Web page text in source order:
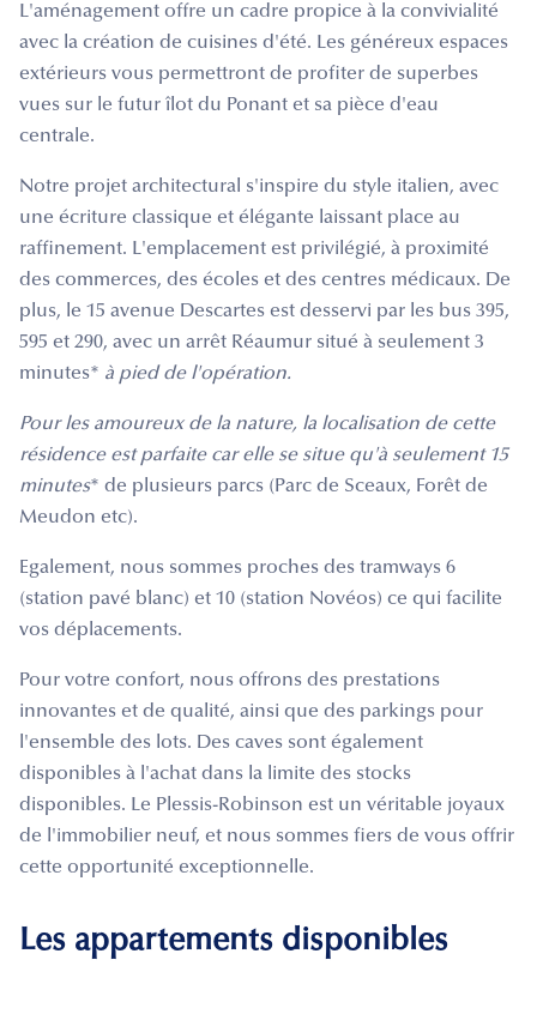
L'aménagement offre un cadre propice à la convivialité
avec la création de cuisines d'été. Les généreux espaces
extérieurs vous permettront de profiter de superbes
vues sur le futur îlot du Ponant et sa pièce d'eau
centrale.
Notre projet architectural s'inspire du style italien, avec
une écriture classique et élégante laissant place au
raffinement. L'emplacement est privilégié, à proximité
des commerces, des écoles et des centres médicaux. De
plus, le 15 avenue Descartes est desservi par les bus 395,
595 et 290, avec un arrêt Réaumur situé à seulement 3
minutes* à pied de l'opération.
Pour les amoureux de la nature, la localisation de cette
résidence est parfaite car elle se situe qu'à seulement 15
minutes* de plusieurs parcs (Parc de Sceaux, Forêt de
Meudon etc).
Egalement, nous sommes proches des tramways 6
(station pavé blanc) et 10 (station Novéos) ce qui facilite
vos déplacements.
Pour votre confort, nous offrons des prestations
innovantes et de qualité, ainsi que des parkings pour
l'ensemble des lots. Des caves sont également
disponibles à l'achat dans la limite des stocks
disponibles. Le Plessis-Robinson est un véritable joyaux
de l'immobilier neuf, et nous sommes fiers de vous offrir
cette opportunité exceptionnelle.
Les appartements disponibles